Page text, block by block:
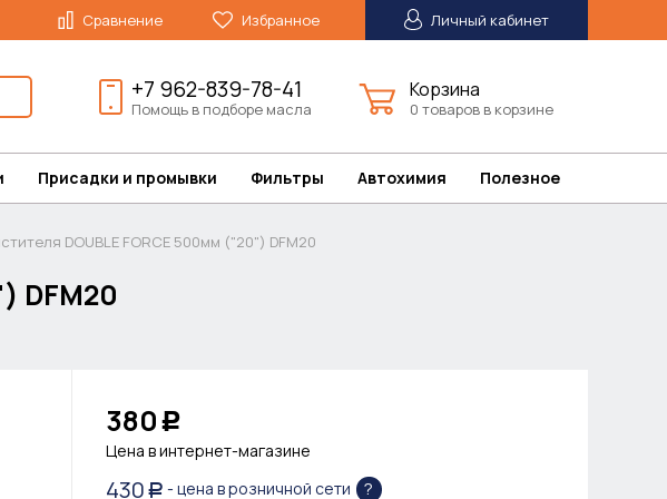
Сравнение Избранное Личный кабинет
+7 962-839-78-41
Помощь в подборе масла
Корзина
0 товаров в корзине
Присадки и промывки Фильтры Автохимия Полезное
DOUBLE FORCE 500мм ("20") DFM20
DFM20
380 Р
Цена в интернет-магазине
430 Р - цена в розничной сети ?